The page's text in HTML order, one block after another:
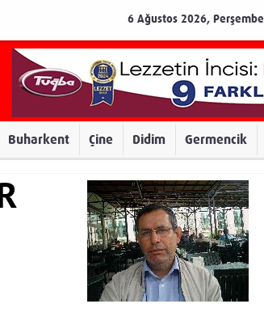
6 Ağustos 2026, Perşembe
Buharkent Çine Didim Germencik